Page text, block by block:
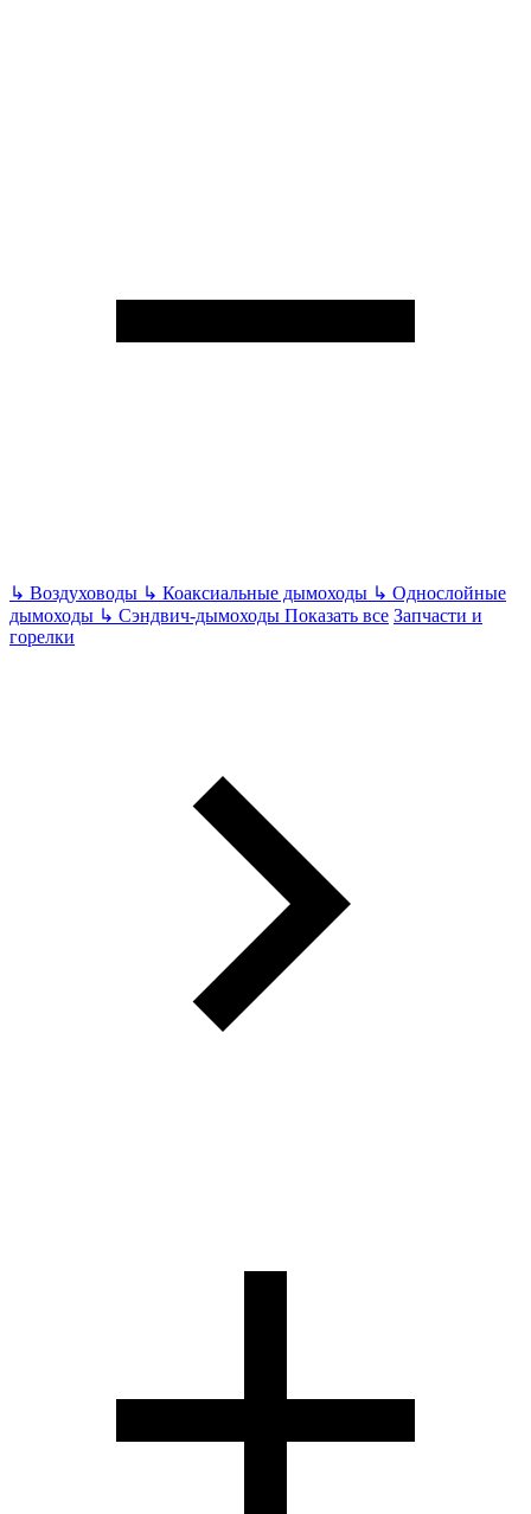
↳ Воздуховоды ↳ Коаксиальные дымоходы ↳ Однослойные
дымоходы ↳ Сэндвич-дымоходы Показать все Запчасти и
горелки